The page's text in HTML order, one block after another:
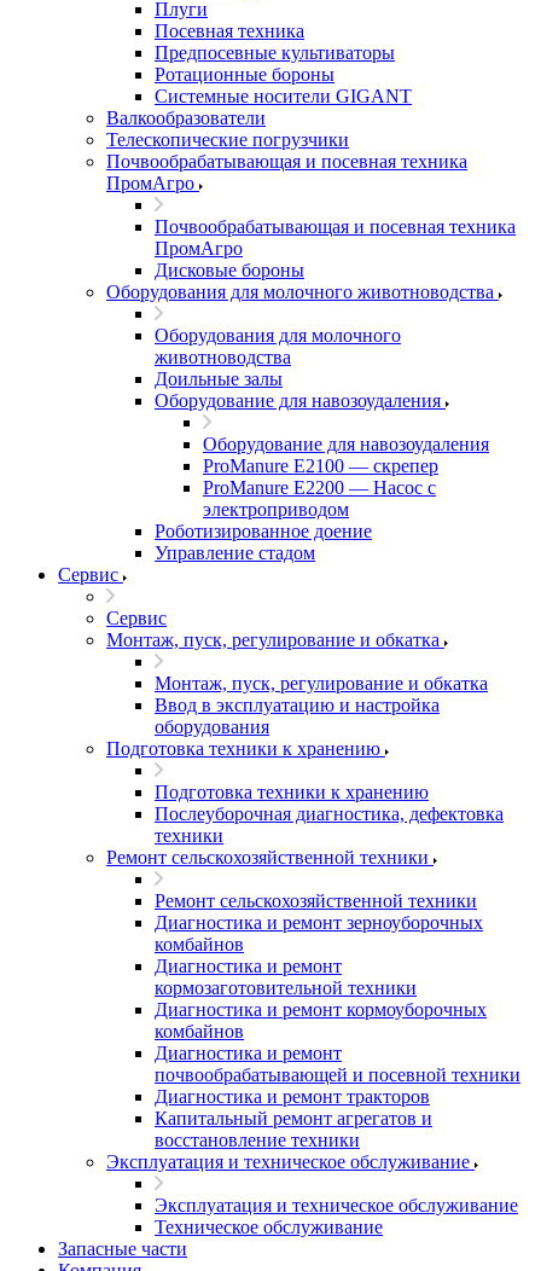
Плуги
Посевная техника
Предпосевные культиваторы
Ротационные бороны
Системные носители GIGANT
Валкообразователи
Телескопические погрузчики
Почвообрабатывающая и посевная техника
ПромАгро
Почвообрабатывающая и посевная техника
ПромАгро
Дисковые бороны
Оборудования для молочного животноводства
Оборудования для молочного
животноводства
Доильные залы
Оборудование для навозоудаления
Оборудование для навозоудаления
ProManure E2100 — скрепер
ProManure E2200 — Насос с
электроприводом
Роботизированное доение
Управление стадом
Сервис
Сервис
Монтаж, пуск, регулирование и обкатка
Монтаж, пуск, регулирование и обкатка
Ввод в эксплуатацию и настройка
оборудования
Подготовка техники к хранению
Подготовка техники к хранению
Послеуборочная диагностика, дефектовка
техники
Ремонт сельскохозяйственной техники
Ремонт сельскохозяйственной техники
Диагностика и ремонт зерноуборочных
комбайнов
Диагностика и ремонт
кормозаготовительной техники
Диагностика и ремонт кормоуборочных
комбайнов
Диагностика и ремонт
почвообрабатывающей и посевной техники
Диагностика и ремонт тракторов
Капитальный ремонт агрегатов и
восстановление техники
Эксплуатация и техническое обслуживание
Эксплуатация и техническое обслуживание
Техническое обслуживание
Запасные части